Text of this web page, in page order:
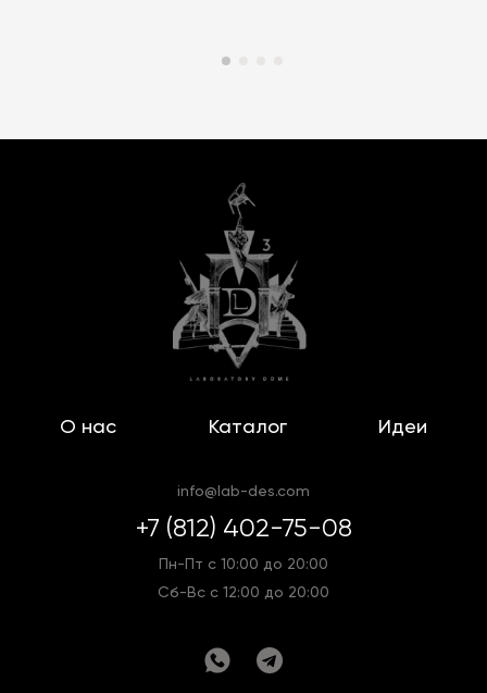
О нас Каталог Идеи
info@lab-des.com
+7 (812) 402-75-08
Пн-Пт с 10:00 до 20:00
Сб-Вс с 12:00 до 20:00